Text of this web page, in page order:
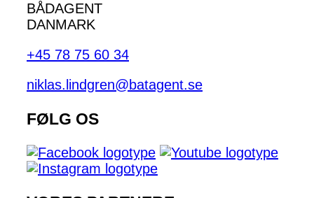
BÅDAGENT
DANMARK
+45 78 75 60 34
niklas.lindgren@batagent.se
FØLG OS